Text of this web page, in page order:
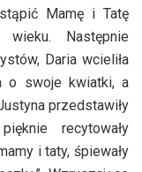
Mamę i Tatę
Następnie
Daria wcieliła
o swoje kwiatki, a
przedstawiły
recytowały
i taty, śpiewały